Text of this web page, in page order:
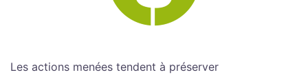
Les actions menées tendent à préserver